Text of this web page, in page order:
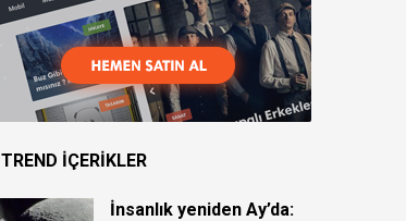
TREND İÇERİKLER
İnsanlık yeniden Ay’da: